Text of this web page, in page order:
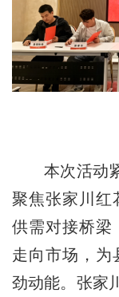
本次活动紧
聚焦张家川红
供需对接桥梁
走向市场，为
劲动能。张家